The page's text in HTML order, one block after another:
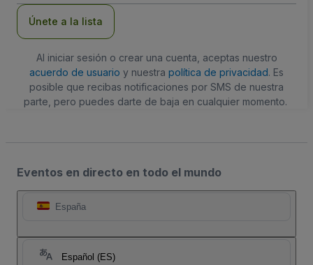
Únete a la lista
Al iniciar sesión o crear una cuenta, aceptas nuestro
acuerdo de usuario y nuestra política de privacidad. Es
posible que recibas notificaciones por SMS de nuestra
parte, pero puedes darte de baja en cualquier momento.
Eventos en directo en todo el mundo
España
Español (ES)